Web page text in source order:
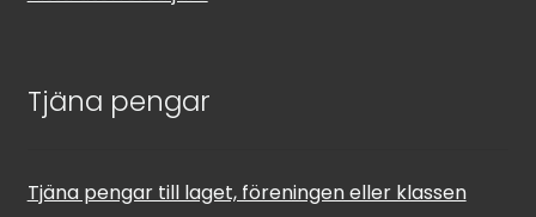
Tjäna pengar
Tjäna pengar till laget, föreningen eller klassen